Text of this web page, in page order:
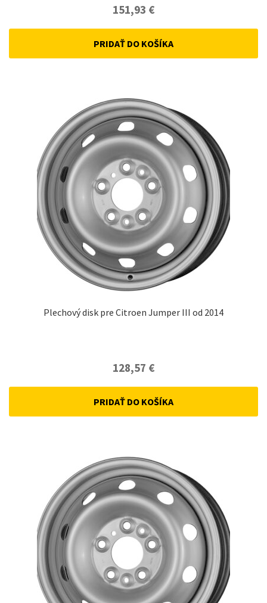
151,93 €
PRIDAŤ DO KOŠÍKA
Plechový disk pre Citroen Jumper III od 2014
128,57 €
PRIDAŤ DO KOŠÍKA